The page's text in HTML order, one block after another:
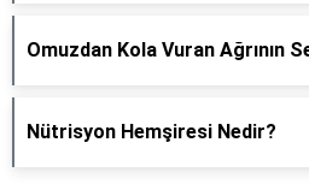
Omuzdan Kola Vuran Ağrının
Nütrisyon Hemşiresi Nedir?